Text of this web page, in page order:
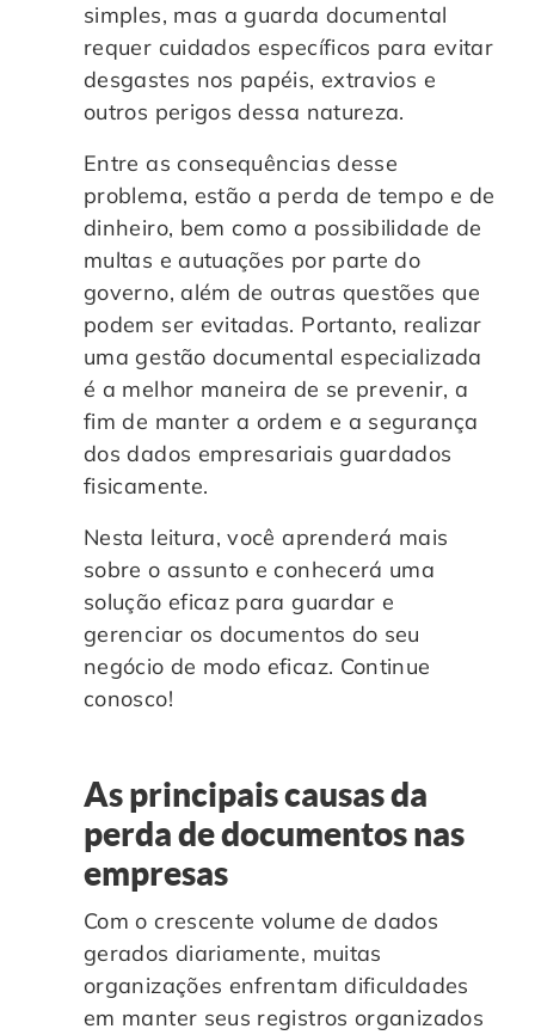
Gestão do Departamento Pessoal
Controle e Organização de Documentos Físicos
Guarda de Documentos
Consultoria Documental
simples, mas a guarda documental
requer cuidados específicos para evitar
desgastes nos papéis, extravios e
outros perigos dessa natureza.
Entre as consequências desse
problema, estão a perda de tempo e de
dinheiro, bem como a possibilidade de
multas e autuações por parte do
governo, além de outras questões que
podem ser evitadas. Portanto, realizar
uma gestão documental especializada
é a melhor maneira de se prevenir, a
fim de manter a ordem e a segurança
dos dados empresariais guardados
fisicamente.
Nesta leitura, você aprenderá mais
sobre o assunto e conhecerá uma
solução eficaz para guardar e
gerenciar os documentos do seu
negócio de modo eficaz. Continue
conosco!
As principais causas da
perda de documentos nas
empresas
Com o crescente volume de dados
gerados diariamente, muitas
organizações enfrentam dificuldades
em manter seus registros organizados